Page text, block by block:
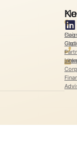
Flair
l